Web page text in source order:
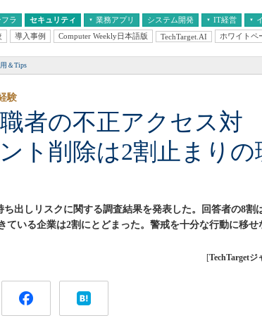
ラ セキュリティ 業務アプリ
ズAI
システム開発 IT経営
経営とIT 医療IT
導入事例 Computer Weekly日本語版 TechTarget.AI ホワイトペ
＆Tips
者の不正アクセス対
ト削除は2割止まりの
験
出しリスクに関する調査結果を発表した。回答者の8割
ている企業は2割にとどまった。警戒を十分な行動に移せ
[TechTargetジ